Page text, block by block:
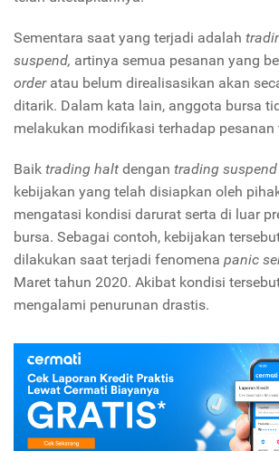
Sementara saat yang terjadi adalah
suspend, artinya semua pesanan yang
order atau belum direalisasikan akan
ditarik. Dalam kata lain, anggota bursa
melakukan modifikasi terhadap pesanan
Baik trading halt dengan trading suspend
kebijakan yang telah disiapkan oleh
mengatasi kondisi darurat serta di luar
bursa. Sebagai contoh, kebijakan
dilakukan saat terjadi fenomena panic
Maret tahun 2020. Akibat kondisi
mengalami penurunan drastis.